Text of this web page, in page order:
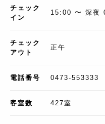
チェック
イン
15:00 〜 深夜
チェック
アウト
正午
電話番号 0473-553333
客室数 427室